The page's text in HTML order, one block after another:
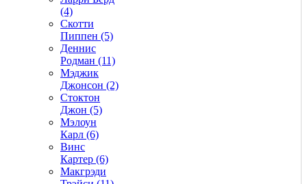
(4)
Скотти
Пиппен (5)
Деннис
Родман (11)
Мэджик
Джонсон (2)
Стоктон
Джон (5)
Мэлоун
Карл (6)
Винс
Картер (6)
Макгрэди